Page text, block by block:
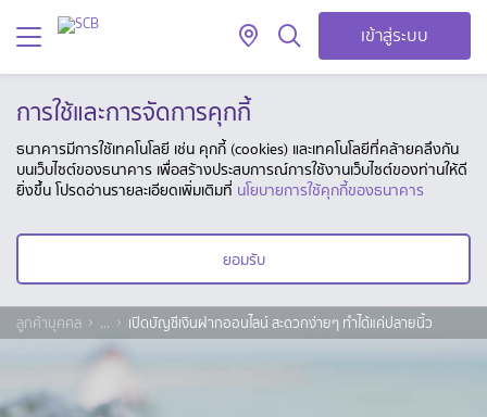
เข้าสู่ระบบ
การใช้และการจัดการคุกกี้
ธนาคารมีการใช้เทคโนโลยี เช่น คุกกี้ (cookies) และเทคโนโลยีที่คล้ายคลึงกัน
บนเว็บไซต์ของธนาคาร เพื่อสร้างประสบการณ์การใช้งานเว็บไซต์ของท่านให้ดี
ยิ่งขึ้น โปรดอ่านรายละเอียดเพิ่มเติมที่ นโยบายการใช้คุกกี้ของธนาคาร
ยอมรับ
ลูกค้าบุคคล ... เปิดบัญชีเงินฝากออนไลน์ สะดวกง่ายๆ ทำได้แค่ปลายนิ้ว